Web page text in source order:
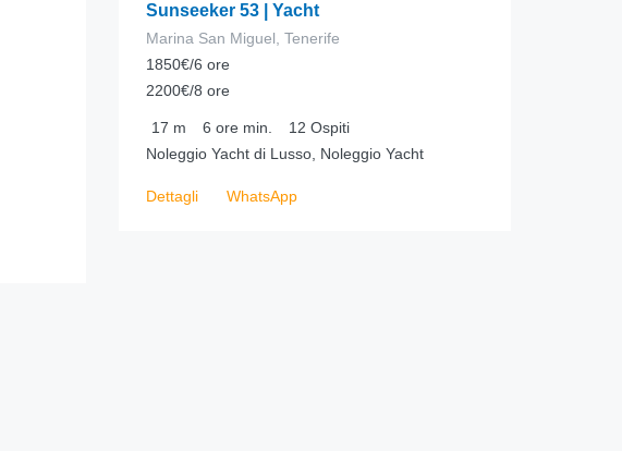
Sunseeker 53 | Yacht
Marina San Miguel, Tenerife
1850€/6 ore
2200€/8 ore
17 m 6 ore min. 12 Ospiti
Noleggio Yacht di Lusso, Noleggio Yacht
Dettagli WhatsApp